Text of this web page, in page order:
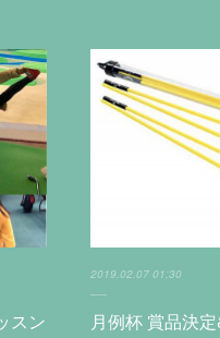
スン
2019.02.07 01:30
月例杯 賞品決